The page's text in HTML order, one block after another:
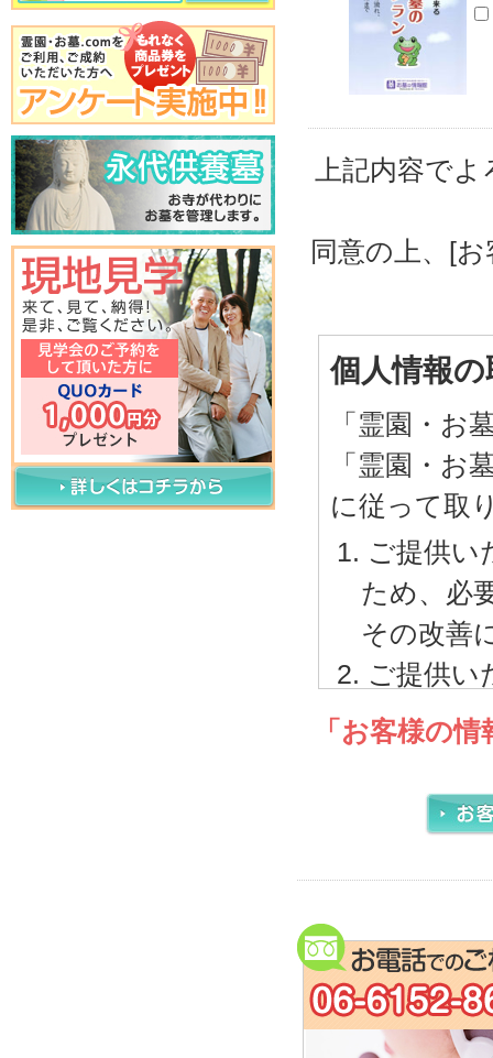
上記内容で
同意の上、[
個人情報
「霊園・お
「霊園・お
に従って取
ご提供い
ため、必
その改善
ご提供い
内で取り
ご本
サー
電話
報に関
お問合
なお、
に利
「お客様の